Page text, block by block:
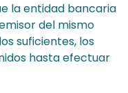
la entidad bancaria
del mismo
suficientes, los
hasta efectuar